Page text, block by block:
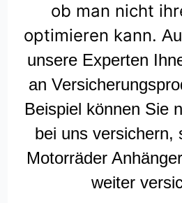
ob man nicht
optimieren kann.
unsere Experten
an
Beispiel können Sie
bei uns versichern,
Motorräder
weiter